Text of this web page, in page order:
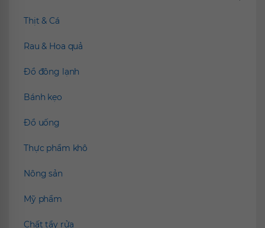
Thịt & Cá
Rau & Hoa quả
Đồ đông lạnh
Bánh kẹo
Đồ uống
Thực phẩm khô
Nông sản
Mỹ phẩm
Chất tẩy rửa